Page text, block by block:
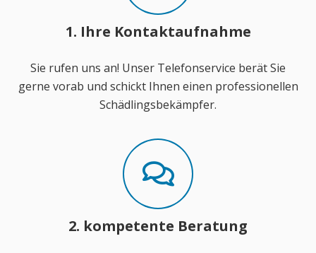
1. Ihre Kontaktaufnahme
Sie rufen uns an! Unser Telefonservice berät Sie
gerne vorab und schickt Ihnen einen professionellen
Schädlingsbekämpfer.
2. kompetente Beratung